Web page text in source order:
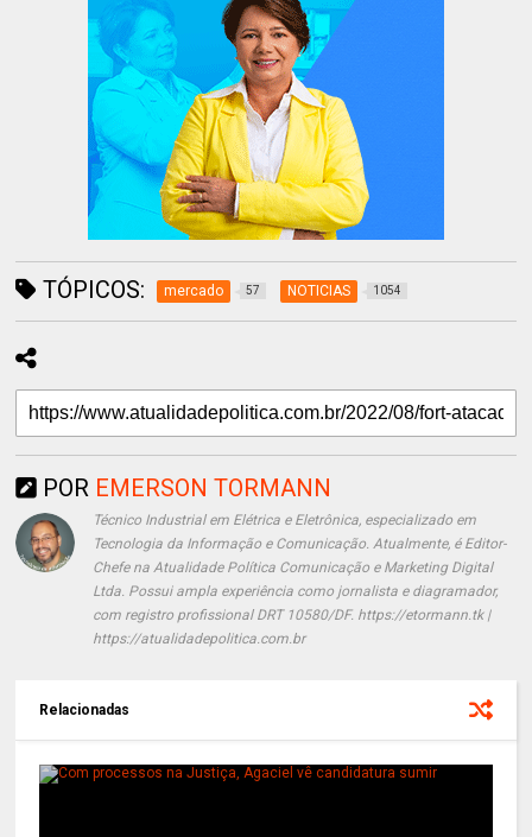
TÓPICOS: mercado 57 NOTICIAS 1054
POR EMERSON TORMANN
Técnico Industrial em Elétrica e Eletrônica, especializado em
Tecnologia da Informação e Comunicação. Atualmente, é Editor-
Chefe na Atualidade Política Comunicação e Marketing Digital
Ltda. Possui ampla experiência como jornalista e diagramador,
com registro profissional DRT 10580/DF. https://etormann.tk |
https://atualidadepolitica.com.br
Relacionadas